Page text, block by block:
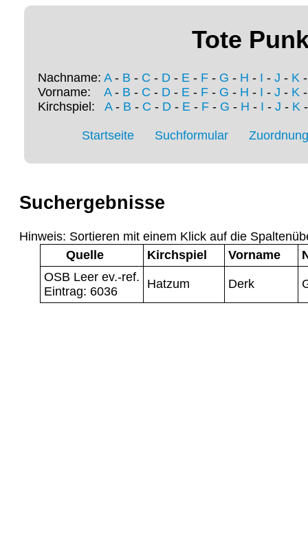
Tote
Nachname: A- B - C - D - E - F - G - H - I - J - K
Vorname: A- B - C - D - E - F - G - H - I - J - K
Kirchspiel: A- B - C - D- E- F- G - H - I - J - K
Startseite Suchformular
Suchergebnisse
Hinweis: Sortieren mit einem Klick auf die
Quelle
Kirchspiel Vorname
OSB Leer ev.-ref.
Eintrag: 6036
Hatzum Derk